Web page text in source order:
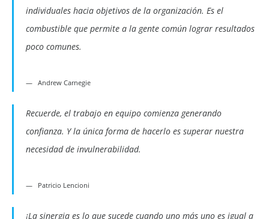
individuales hacia objetivos de la organización. Es el
combustible que permite a la gente común lograr resultados
poco comunes.
Andrew Carnegie
Recuerde, el trabajo en equipo comienza generando
confianza. Y la única forma de hacerlo es superar nuestra
necesidad de invulnerabilidad.
Patricio Lencioni
¡La sinergia es lo que sucede cuando uno más uno es igual a